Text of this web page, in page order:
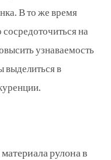
В то же время
на
узнаваемость
выделиться в
рулона в